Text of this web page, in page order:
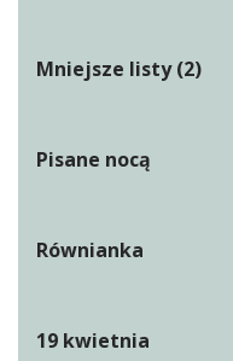
Mniejsze listy (2)
Pisane nocą
Równianka
19 kwietnia